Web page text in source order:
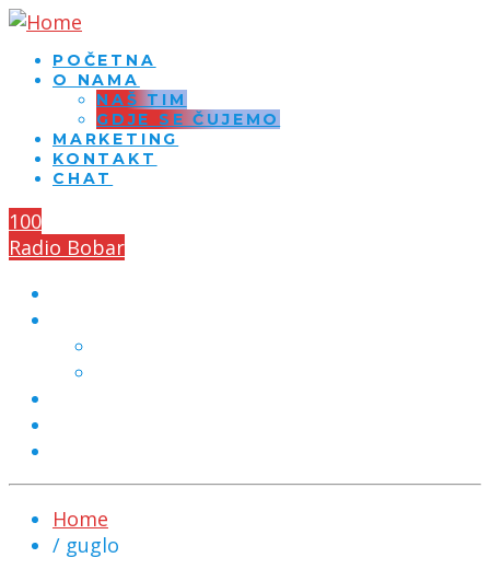
POČETNA
O NAMA
NAŠ TIM
GDJE SE ČUJEMO
MARKETING
KONTAKT
CHAT
100
Radio Bobar
Home
/ guglo